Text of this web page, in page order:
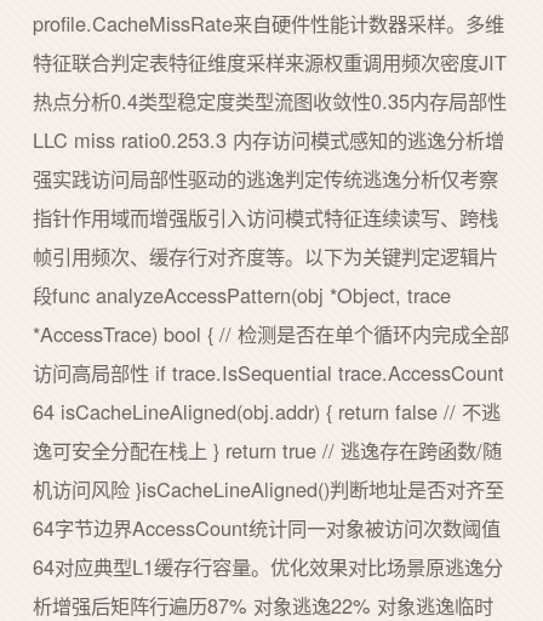
profile.CacheMissRate来自硬件性能计数器采样。多维
特征联合判定表特征维度采样来源权重调用频次密度JIT
热点分析0.4类型稳定度类型流图收敛性0.35内存局部性
LLC miss ratio0.253.3 内存访问模式感知的逃逸分析增
强实践访问局部性驱动的逃逸判定传统逃逸分析仅考察
指针作用域而增强版引入访问模式特征连续读写、跨栈
帧引用频次、缓存行对齐度等。以下为关键判定逻辑片
段func analyzeAccessPattern(obj *Object, trace
*AccessTrace) bool { // 检测是否在单个循环内完成全部
访问高局部性 if trace.IsSequential trace.AccessCount
64 isCacheLineAligned(obj.addr) { return false // 不逃
逸可安全分配在栈上 } return true // 逃逸存在跨函数/随
机访问风险 }isCacheLineAligned()判断地址是否对齐至
64字节边界AccessCount统计同一对象被访问次数阈值
64对应典型L1缓存行容量。优化效果对比场景原逃逸分
析增强后矩阵行遍历87% 对象逃逸22% 对象逃逸临时